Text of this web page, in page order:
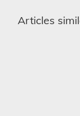
Articles